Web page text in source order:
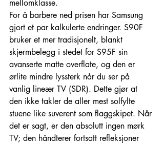
mellomklasse.
For å barbere ned prisen har Samsung
gjort et par kalkulerte endringer. S90F
bruker et mer tradisjonelt, blankt
skjermbelegg i stedet for S95F sin
avanserte matte overflate, og den er
ørlite mindre lyssterk når du ser på
vanlig lineær TV (SDR). Dette gjør at
den ikke takler de aller mest solfylte
stuene like suverent som flaggskipet. Når
det er sagt, er den absolutt ingen mørk
TV; den håndterer fortsatt refleksjoner